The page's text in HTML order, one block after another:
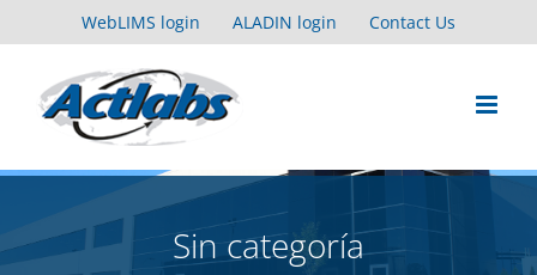
to
WebLIMS login ALADIN login Contact Us
Sin categoría